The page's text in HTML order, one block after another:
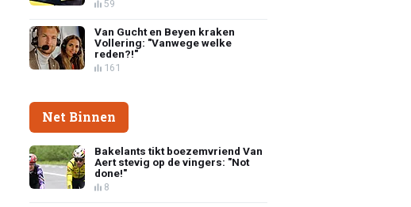
59
Van Gucht en Beyen kraken
Vollering: "Vanwege welke
reden?!"
161
Net Binnen
Bakelants tikt boezemvriend Van
Aert stevig op de vingers: "Not
done!"
8